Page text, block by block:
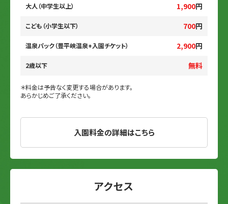
大人（中学生以上） 1,900円
こども（小学生以下） 700円
温泉パック（豊平峡温泉+入園チケット） 2,900円
2歳以下 無料
＊料金は予告なく変更する場合があります。
あらかじめご了承ください。
入園料金の詳細はこちら
アクセス